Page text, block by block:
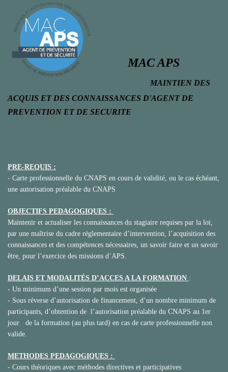
MAC APS
MAINTIEN DES
ACQUIS ET DES CONNAISSANCES D'AGENT DE
PREVENTION ET DE SECURITE
PRE-REQUIS :
- Carte professionnelle du CNAPS en cours de validité, ou le cas échéant,
une autorisation préalable du CNAPS
OBJECTIFS PEDAGOGIQUES :
Maintenir et actualiser les connaissances du stagiaire requises par la loi,
par une maîtrise du cadre réglementaire d’intervention, l’acquisition des
connaissances et des compétences nécessaires, un savoir faire et un savoir
être, pour l’exercice des missions d’APS.
DELAIS ET MODALITÉS D’ACCES A LA FORMATION :
- Un minimum d’une session par mois est organisée
- Sous réverse d’autorisation de financement, d’un nombre minimum de
participants, d’obtention de l’autorisation préalable du CNAPS au 1er
jour de la formation (au plus tard) en cas de carte professionnelle non
valide.
METHODES PEDAGOGIQUES :
- Cours théoriques avec méthodes directives et participatives